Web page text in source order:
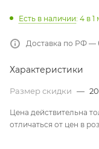
Есть в наличии: 4 в 1
Доставка по РФ —
Характеристики
Размер скидки — 20
Цена действительна
отличаться от цен в